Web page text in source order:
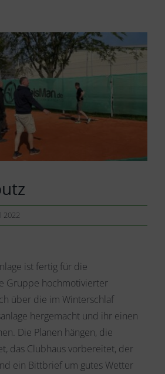
2022
ist fertig für die
Gruppe hochmotivierter
über die im Winterschlaf
hergemacht und ihr einen
Die Planen hängen, die
das Clubhaus vorbereitet, der
ein Bittbrief um gutes Wetter